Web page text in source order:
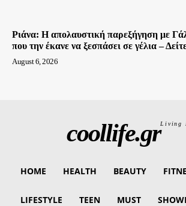
Ριάνα: Η απολαυστική παρεξήγηση με
που την έκανε να ξεσπάσει σε γέλια –
August 6, 2026
coollife.grLiving
HOME HEALTH BEAUTY
LIFESTYLE TEEN MUST